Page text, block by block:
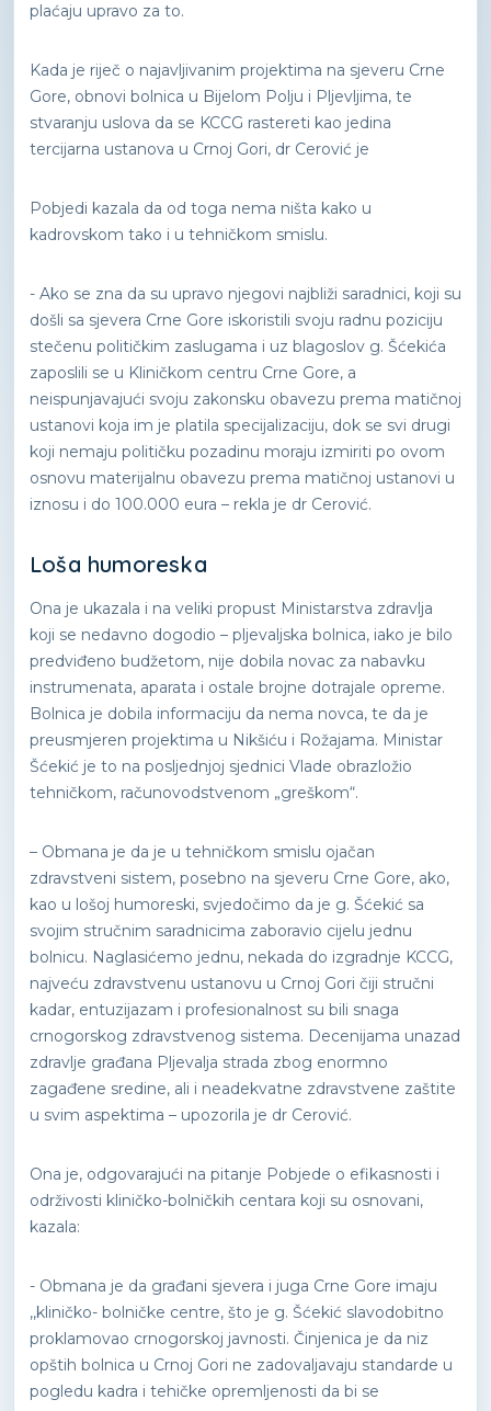
plaćaju upravo za to.
Kada je riječ o najavljivanim projektima na sjeveru Crne
Gore, obnovi bolnica u Bijelom Polju i Pljevljima, te
stvaranju uslova da se KCCG rastereti kao jedina
tercijarna ustanova u Crnoj Gori, dr Cerović je
Pobjedi kazala da od toga nema ništa kako u
kadrovskom tako i u tehničkom smislu.
- Ako se zna da su upravo njegovi najbliži saradnici, koji su
došli sa sjevera Crne Gore iskoristili svoju radnu poziciju
stečenu političkim zaslugama i uz blagoslov g. Šćekića
zaposlili se u Kliničkom centru Crne Gore, a
neispunjavajući svoju zakonsku obavezu prema matičnoj
ustanovi koja im je platila specijalizaciju, dok se svi drugi
koji nemaju političku pozadinu moraju izmiriti po ovom
osnovu materijalnu obavezu prema matičnoj ustanovi u
iznosu i do 100.000 eura – rekla je dr Cerović.
Loša humoreska
Ona je ukazala i na veliki propust Ministarstva zdravlja
koji se nedavno dogodio – pljevaljska bolnica, iako je bilo
predviđeno budžetom, nije dobila novac za nabavku
instrumenata, aparata i ostale brojne dotrajale opreme.
Bolnica je dobila informaciju da nema novca, te da je
preusmjeren projektima u Nikšiću i Rožajama. Ministar
Šćekić je to na posljednjoj sjednici Vlade obrazložio
tehničkom, računovodstvenom „greškom“.
– Obmana je da je u tehničkom smislu ojačan
zdravstveni sistem, posebno na sjeveru Crne Gore, ako,
kao u lošoj humoreski, svjedočimo da je g. Šćekić sa
svojim stručnim saradnicima zaboravio cijelu jednu
bolnicu. Naglasićemo jednu, nekada do izgradnje KCCG,
najveću zdravstvenu ustanovu u Crnoj Gori čiji stručni
kadar, entuzijazam i profesionalnost su bili snaga
crnogorskog zdravstvenog sistema. Decenijama unazad
zdravlje građana Pljevalja strada zbog enormno
zagađene sredine, ali i neadekvatne zdravstvene zaštite
u svim aspektima – upozorila je dr Cerović.
Ona je, odgovarajući na pitanje Pobjede o efikasnosti i
održivosti kliničko-bolničkih centara koji su osnovani,
kazala:
- Obmana je da građani sjevera i juga Crne Gore imaju
,,kliničko- bolničke centre, što je g. Šćekić slavodobitno
proklamovao crnogorskoj javnosti. Činjenica je da niz
opštih bolnica u Crnoj Gori ne zadovaljavaju standarde u
pogledu kadra i tehičke opremljenosti da bi se